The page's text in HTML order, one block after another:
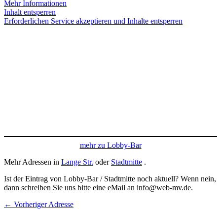
Mehr Informationen
Inhalt entsperren
Erforderlichen Service akzeptieren und Inhalte entsperren
mehr zu Lobby-Bar
Mehr Adressen in Lange Str. oder Stadtmitte .
Ist der Eintrag von Lobby-Bar / Stadtmitte noch aktuell? Wenn nein,
dann schreiben Sie uns bitte eine eMail an info@web-mv.de.
← Vorheriger Adresse